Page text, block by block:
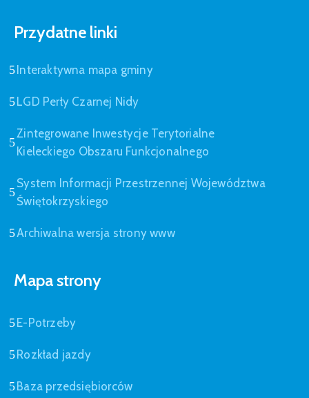
Przydatne linki
Interaktywna mapa gminy
LGD Perły Czarnej Nidy
Zintegrowane Inwestycje Terytorialne
Kieleckiego Obszaru Funkcjonalnego
System Informacji Przestrzennej Województwa
Świętokrzyskiego
Archiwalna wersja strony www
Mapa strony
E-Potrzeby
Rozkład jazdy
Baza przedsiębiorców